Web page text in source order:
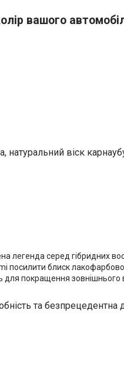
вашого
натуральний віск
легенда серед гібридних
посилити блиск
для покращення
та безпрецедентна